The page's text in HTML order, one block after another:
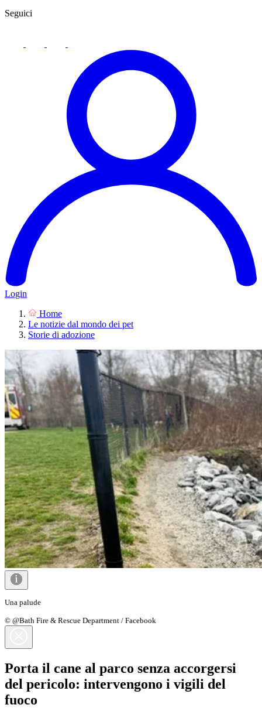
Seguici
Login
Home
Le notizie dal mondo dei pet
Storie di adozione
Una palude
© @Bath Fire & Rescue Department / Facebook
Porta il cane al parco senza accorgersi
del pericolo: intervengono i vigili del
fuoco